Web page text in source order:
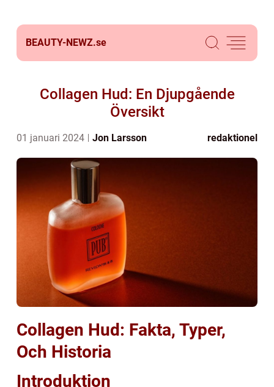
BEAUTY-NEWZ.se
Collagen Hud: En Djupgående
Översikt
01 januari 2024 Jon Larsson redaktionel
Collagen Hud: Fakta, Typer,
Och Historia
Introduktion